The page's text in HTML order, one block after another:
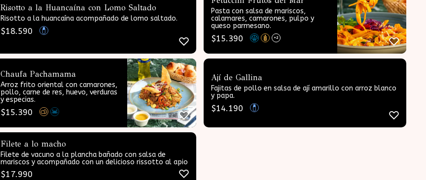
Risotto a la Huancaína con Lomo Saltado
Risotto a la huancaína acompañado de lomo saltado.
$18.590
Pasta con salsa de mariscos,
calamares, camarones, pulpo y
queso parmesano.
$15.390 +2
Chaufa Pachamama
Arroz frito oriental con camarones,
pollo, carne de res, huevo, verduras
y especias.
$15.390
Ají de Gallina
Fajitas de pollo en salsa de ají amarillo con arroz blanco
y papa.
$14.190
Filete a lo macho
Filete de vacuno a la plancha bañado con salsa de
mariscos y acompañado con un delicioso rissotto al apio
$17.990